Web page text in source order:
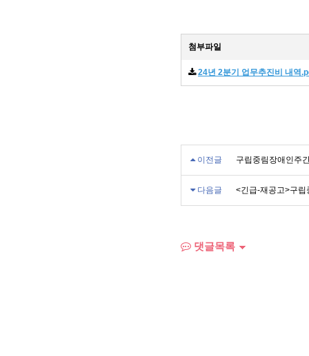
첨부파일
24년 2분기 업무추진비 내역
이전글 구립중림장애인주
다음글 <긴급-재공고>구립
댓글목록